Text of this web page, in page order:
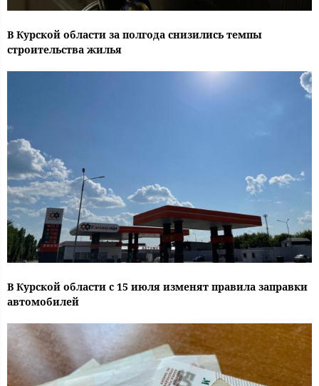
В Курской области за полгода снизились темпы
строительства жилья
В Курской области с 15 июля изменят правила заправки
автомобилей